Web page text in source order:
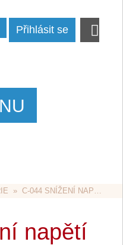
Přihlásit se
  »  C-044 SNÍŽENÍ NAPĚTÍ PŘI PORUŠE PŘIZEMNĚNÍ OCHRANNÉHO VODIČE
napětí